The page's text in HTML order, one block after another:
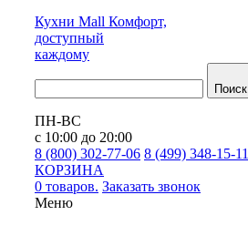
Кухни Mall Комфорт,
доступный
каждому
Поиск
ПН-ВС
с 10:00 до 20:00
8 (800) 302-77-06 8 (499) 348-15-11
КОРЗИНА
0 товаров. Заказать звонок
Меню